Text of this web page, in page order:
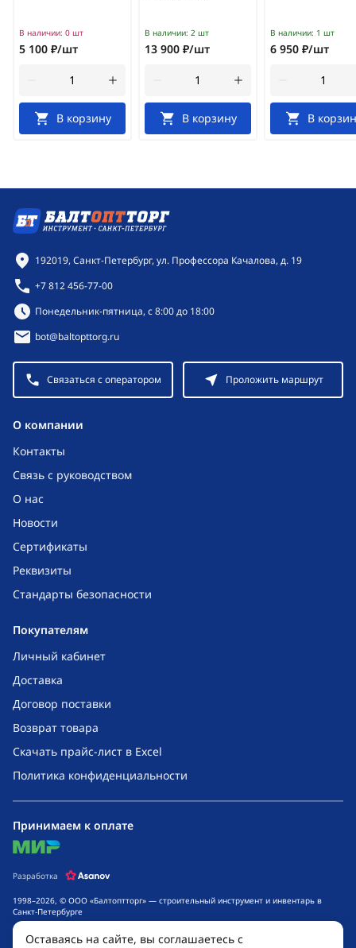
В наличии: 0 шт
5 100 ₽/шт
В корзину
В наличии: 2 шт
13 900 ₽/шт
В корзину
В наличии: 1 шт
6 950 ₽/шт
В
O компании
Контакты
Связь с руководством
О нас
Новости
Сертификаты
Реквизиты
Стандарты безопасности
Покупателям
Личный кабинет
Доставка
Договор поставки
Возврат товара
Скачать прайс-лист в Excel
Политика конфиденциальности
Контактная информация
192019, Санкт-Петербург, ул. Профессора Качалова, д. 19
+7 812 456-77-00
Режим работы:
Понедельник-пятница, с 8:00 до 18:00
bot@baltopttorg.ru
Связаться с оператором Проложить маршрут
1998–2026, © ООО «Балтоптторг» — строительный инструмент и инвентарь в
Санкт-Петербурге
Обращаем ваше внимание на то, что данный интернет-сайт носит исключительно
информационный характер и ни при каких условиях не является публичной
Принимаем к оплате
mir
Разработка
Оставаясь на сайте, вы соглашаетесь с